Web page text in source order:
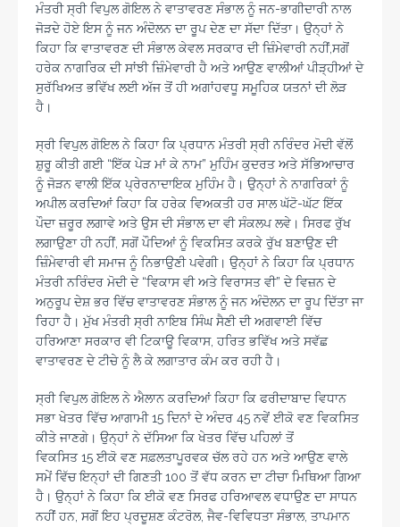
ਮੰਤਰੀ ਸ੍ਰੀ ਵਿਪੁਲ ਗੋਇਲ ਨੇ ਵਾਤਾਵਰਣ ਸੰਭਾਲ ਨੂੰ ਜਨ-ਭਾਗੀਦਾਰੀ ਨਾਲ
ਜੋੜਦੇ ਹੋਏ ਇਸ ਨੂੰ ਜਨ ਅੰਦੋਲਨ ਦਾ ਰੂਪ ਦੇਣ ਦਾ ਸੱਦਾ ਦਿੱਤਾ। ਉਨ੍ਹਾਂ ਨੇ
ਕਿਹਾ ਕਿ ਵਾਤਾਵਰਣ ਦੀ ਸੰਭਾਲ ਕੇਵਲ ਸਰਕਾਰ ਦੀ ਜ਼ਿੰਮੇਵਾਰੀ ਨਹੀਂ,ਸਗੋਂ
ਹਰੇਕ ਨਾਗਰਿਕ ਦੀ ਸਾਂਝੀ ਜ਼ਿੰਮੇਵਾਰੀ ਹੈ ਅਤੇ ਆਉਣ ਵਾਲੀਆਂ ਪੀੜ੍ਹੀਆਂ ਦੇ
ਸੁਰੱਖਿਅਤ ਭਵਿੱਖ ਲਈ ਅੱਜ ਤੋਂ ਹੀ ਅਗਾਂਹਵਧੂ ਸਮੂਹਿਕ ਯਤਨਾਂ ਦੀ ਲੋੜ
ਹੈ।
ਸ੍ਰੀ ਵਿਪੁਲ ਗੋਇਲ ਨੇ ਕਿਹਾ ਕਿ ਪ੍ਰਧਾਨ ਮੰਤਰੀ ਸ੍ਰੀ ਨਰਿੰਦਰ ਮੋਦੀ ਵੱਲੋਂ
ਸ਼ੁਰੂ ਕੀਤੀ ਗਈ “ਇੱਕ ਪੇੜ ਮਾਂ ਕੇ ਨਾਮ” ਮੁਹਿੰਮ ਕੁਦਰਤ ਅਤੇ ਸੱਭਿਆਚਾਰ
ਨੂੰ ਜੋੜਨ ਵਾਲੀ ਇੱਕ ਪ੍ਰੇਰਨਾਦਾਇਕ ਮੁਹਿੰਮ ਹੈ। ਉਨ੍ਹਾਂ ਨੇ ਨਾਗਰਿਕਾਂ ਨੂੰ
ਅਪੀਲ ਕਰਦਿਆਂ ਕਿਹਾ ਕਿ ਹਰੇਕ ਵਿਅਕਤੀ ਹਰ ਸਾਲ ਘੱਟੋ-ਘੱਟ ਇੱਕ
ਪੌਦਾ ਜ਼ਰੂਰ ਲਗਾਵੇ ਅਤੇ ਉਸ ਦੀ ਸੰਭਾਲ ਦਾ ਵੀ ਸੰਕਲਪ ਲਵੇ। ਸਿਰਫ ਰੁੱਖ
ਲਗਾਉਣਾ ਹੀ ਨਹੀਂ, ਸਗੋਂ ਪੌਦਿਆਂ ਨੂੰ ਵਿਕਸਿਤ ਕਰਕੇ ਰੁੱਖ ਬਣਾਉਣ ਦੀ
ਜ਼ਿੰਮੇਵਾਰੀ ਵੀ ਸਮਾਜ ਨੂੰ ਨਿਭਾਉਣੀ ਪਵੇਗੀ। ਉਨ੍ਹਾਂ ਨੇ ਕਿਹਾ ਕਿ ਪ੍ਰਧਾਨ
ਮੰਤਰੀ ਨਰਿੰਦਰ ਮੋਦੀ ਦੇ “ਵਿਕਾਸ ਵੀ ਅਤੇ ਵਿਰਾਸਤ ਵੀ” ਦੇ ਵਿਜ਼ਨ ਦੇ
ਅਨੁਰੂਪ ਦੇਸ਼ ਭਰ ਵਿੱਚ ਵਾਤਾਵਰਣ ਸੰਭਾਲ ਨੂੰ ਜਨ ਅੰਦੋਲਨ ਦਾ ਰੂਪ ਦਿੱਤਾ ਜਾ
ਰਿਹਾ ਹੈ। ਮੁੱਖ ਮੰਤਰੀ ਸ੍ਰੀ ਨਾਇਬ ਸਿੰਘ ਸੈਣੀ ਦੀ ਅਗਵਾਈ ਵਿੱਚ
ਹਰਿਆਣਾ ਸਰਕਾਰ ਵੀ ਟਿਕਾਊ ਵਿਕਾਸ, ਹਰਿਤ ਭਵਿੱਖ ਅਤੇ ਸਵੱਛ
ਵਾਤਾਵਰਣ ਦੇ ਟੀਚੇ ਨੂੰ ਲੈ ਕੇ ਲਗਾਤਾਰ ਕੰਮ ਕਰ ਰਹੀ ਹੈ।
ਸ੍ਰੀ ਵਿਪੁਲ ਗੋਇਲ ਨੇ ਐਲਾਨ ਕਰਦਿਆਂ ਕਿਹਾ ਕਿ ਫਰੀਦਾਬਾਦ ਵਿਧਾਨ
ਸਭਾ ਖੇਤਰ ਵਿੱਚ ਆਗਾਮੀ 15 ਦਿਨਾਂ ਦੇ ਅੰਦਰ 45 ਨਵੇਂ ਈਕੋ ਵਣ ਵਿਕਸਿਤ
ਕੀਤੇ ਜਾਣਗੇ। ਉਨ੍ਹਾਂ ਨੇ ਦੱਸਿਆ ਕਿ ਖੇਤਰ ਵਿੱਚ ਪਹਿਲਾਂ ਤੋਂ
ਵਿਕਸਿਤ 15 ਈਕੋ ਵਣ ਸਫ਼ਲਤਾਪੂਰਵਕ ਚੱਲ ਰਹੇ ਹਨ ਅਤੇ ਆਉਣ ਵਾਲੇ
ਸਮੇਂ ਵਿੱਚ ਇਨ੍ਹਾਂ ਦੀ ਗਿਣਤੀ 100 ਤੋਂ ਵੱਧ ਕਰਨ ਦਾ ਟੀਚਾ ਮਿਥਿਆ ਗਿਆ
ਹੈ। ਉਨ੍ਹਾਂ ਨੇ ਕਿਹਾ ਕਿ ਈਕੋ ਵਣ ਸਿਰਫ ਹਰਿਆਵਲ ਵਧਾਉਣ ਦਾ ਸਾਧਨ
ਨਹੀਂ ਹਨ, ਸਗੋਂ ਇਹ ਪ੍ਰਦੂਸ਼ਣ ਕੰਟਰੋਲ, ਜੈਵ-ਵਿਵਿਧਤਾ ਸੰਭਾਲ, ਤਾਪਮਾਨ